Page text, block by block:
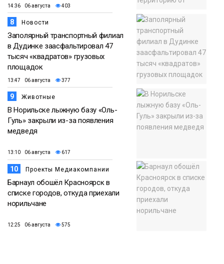
14:36 06 августа 403
8 Новости
Заполярный транспортный филиал
в Дудинке заасфальтировал 47
тысяч «квадратов» грузовых
площадок
13:47 06 августа 377
9 Животные
В Норильске лыжную базу «Оль-
Гуль» закрыли из-за появления
медведя
13:10 06 августа 617
10 Проекты Медиакомпании
Барнаул обошёл Красноярск в
списке городов, откуда приехали
норильчане
12:25 06 августа 575